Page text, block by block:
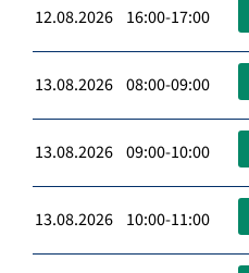
12.08.2026 16:00-17:00
13.08.2026 08:00-09:00
13.08.2026 09:00-10:00
13.08.2026 10:00-11:00